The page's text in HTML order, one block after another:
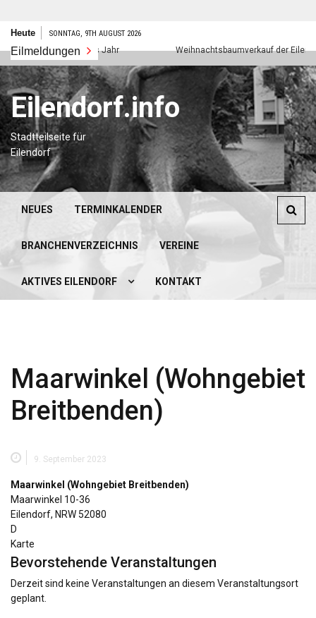
Zum
springen
Heute SONNTAG, 9TH AUGUST 2026
Eilmeldungen
Frohes neues Jahr Weihnachtsbaumverkauf der
Eilendorf.info
Stadtteilseite für
Eilendorf
NEUES TERMINKALENDER
BRANCHENVERZEICHNIS VEREINE
AKTIVES EILENDORF KONTAKT
Maarwinkel (Wohngebiet
Breitbenden)
9. September 2023
Maarwinkel (Wohngebiet Breitbenden)
Maarwinkel 10-36
Eilendorf, NRW 52080
D
Karte
(Wohngebiet
Bevorstehende Veranstaltungen
Derzeit sind keine Veranstaltungen an diesem Veranstaltungsort
geplant.